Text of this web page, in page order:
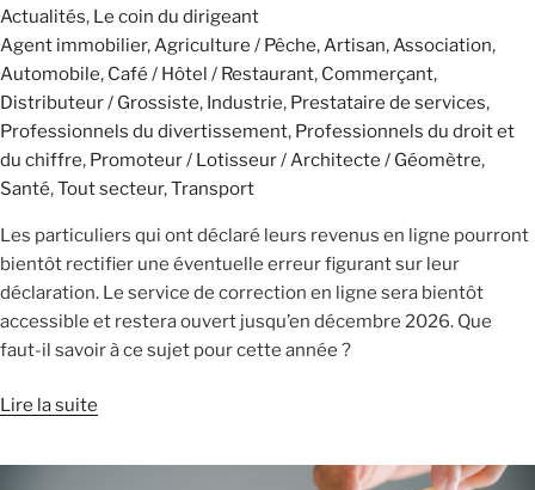
Actualités, Le coin du dirigeant
Agent immobilier,Agriculture / Pêche,Artisan,Association,
Automobile, Café / Hôtel / Restaurant, Commerçant,
Distributeur / Grossiste, Industrie, Prestataire de services,
Professionnels du divertissement, Professionnels du droit et
du chiffre, Promoteur / Lotisseur / Architecte / Géomètre,
Santé,Tout secteur,Transport
Les particuliers qui ont déclaré leurs revenus en ligne pourront
bientôt rectifier une éventuelle erreur figurant sur leur
déclaration. Le service de correction en ligne sera bientôt
accessible et restera ouvert jusqu’en décembre 2026. Que
faut-il savoir à ce sujet pour cette année ?
Lire la suite